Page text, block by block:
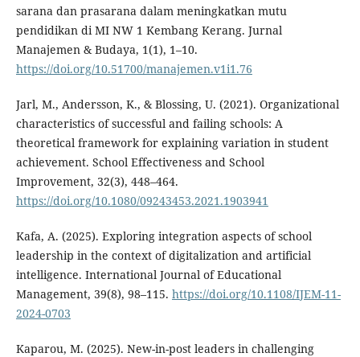
sarana dan prasarana dalam meningkatkan mutu
pendidikan di MI NW 1 Kembang Kerang. Jurnal
Manajemen & Budaya, 1(1), 1–10.
https://doi.org/10.51700/manajemen.v1i1.76
Jarl, M., Andersson, K., & Blossing, U. (2021). Organizational
characteristics of successful and failing schools: A
theoretical framework for explaining variation in student
achievement. School Effectiveness and School
Improvement, 32(3), 448–464.
https://doi.org/10.1080/09243453.2021.1903941
Kafa, A. (2025). Exploring integration aspects of school
leadership in the context of digitalization and artificial
intelligence. International Journal of Educational
Management, 39(8), 98–115. https://doi.org/10.1108/IJEM-11-
2024-0703
Kaparou, M. (2025). New-in-post leaders in challenging